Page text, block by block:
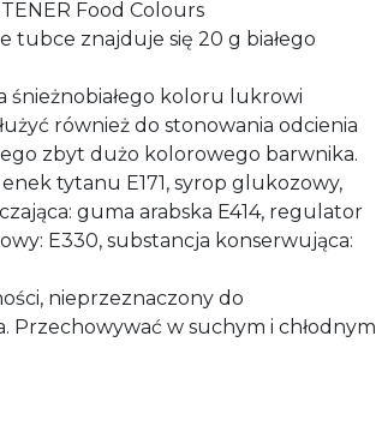
Food Colours
tubce znajduje się 20 g białego
śnieżnobiałego koloru lukrowi
również do stonowania odcienia
zbyt dużo kolorowego barwnika.
tytanu E171, syrop glukozowy,
guma arabska E414, regulator
E330, substancja konserwująca:
nieprzeznaczony do
Przechowywać w suchym i chłodnym